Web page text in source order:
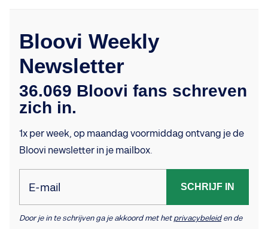
Bloovi Weekly
Newsletter
36.069 Bloovi fans schreven
zich in.
1x per week, op maandag voormiddag ontvang je de
Bloovi newsletter in je mailbox.
E-mail SCHRIJF IN
Door je in te schrijven ga je akkoord met hetprivacybeleiden de